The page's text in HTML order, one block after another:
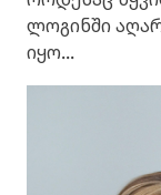
ლოგინში
იყო...